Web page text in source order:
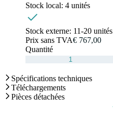
Stock local: 4 unités
Stock externe: 11-20 unités
Prix sans TVA€ 767,00
Quantité
Spécifications techniques
Téléchargements
Pièces détachées